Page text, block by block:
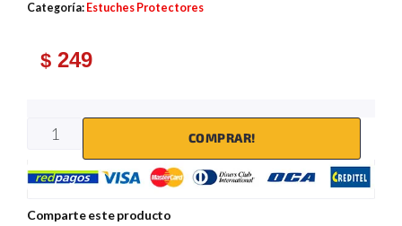
Categoría: Estuches Protectores
$ 249
COMPRAR!
Comparte este producto